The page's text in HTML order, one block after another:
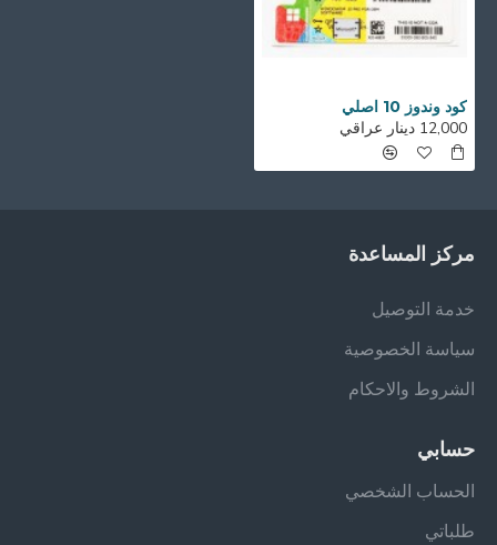
كود وندوز 10 اصلي
12,000 دينار عراقي
مركز المساعدة
خدمة التوصيل
سياسة الخصوصية
الشروط والاحكام
حسابي
الحساب الشخصي
طلباتي